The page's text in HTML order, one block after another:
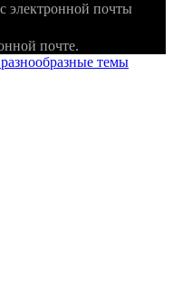
электронной почты
почте.
темы